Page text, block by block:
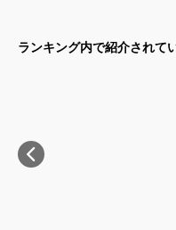
ランキング内で紹介されて